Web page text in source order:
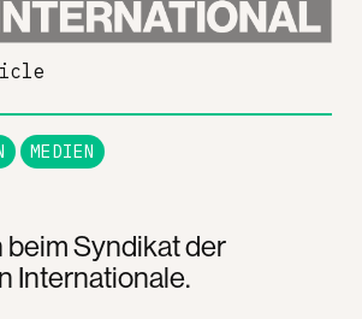
Syndikat der
Internationale.
MEDIEN